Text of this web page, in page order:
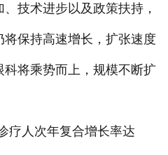
技术进步以及政策扶持，
保持高速增长，扩张速度
将乘势而上，规模不断扩
疗人次年复合增长率达